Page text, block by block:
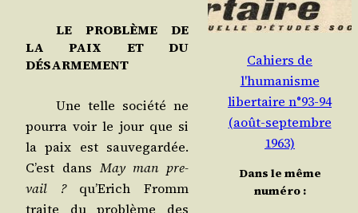
LE PROBLÈME DE
LA PAIX ET DU
DÉSARMEMENT
Une telle socié­té ne
pour­ra voir le jour que si
la paix est sau­ve­gar­dée.
C’est dansMay man pre­
vail ?qu’E­rich Fromm
traite du pro­blème des
Cahiers de
l'humanisme
libertaire n°93-94
(août-septembre
1963)
Dans le même
numéro :